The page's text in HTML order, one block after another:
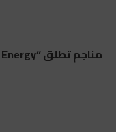
مناجم تطلق “Mana Energy” لتطوير الطاقة